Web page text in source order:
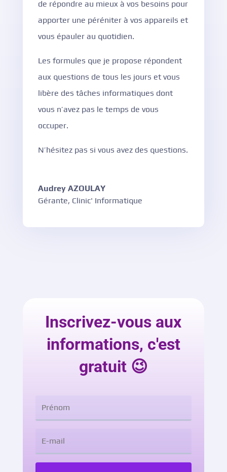
de répondre au mieux à vos besoins pour
apporter une péréniter à vos appareils et
vous épauler au quotidien.
Les formules que je propose répondent
aux questions de tous les jours et vous
libère des tâches informatiques dont
vous n’avez pas le temps de vous
occuper.
N’hésitez pas si vous avez des questions.
Audrey AZOULAY
Gérante, Clinic' Informatique
Inscrivez-vous aux
informations, c'est
gratuit 😉